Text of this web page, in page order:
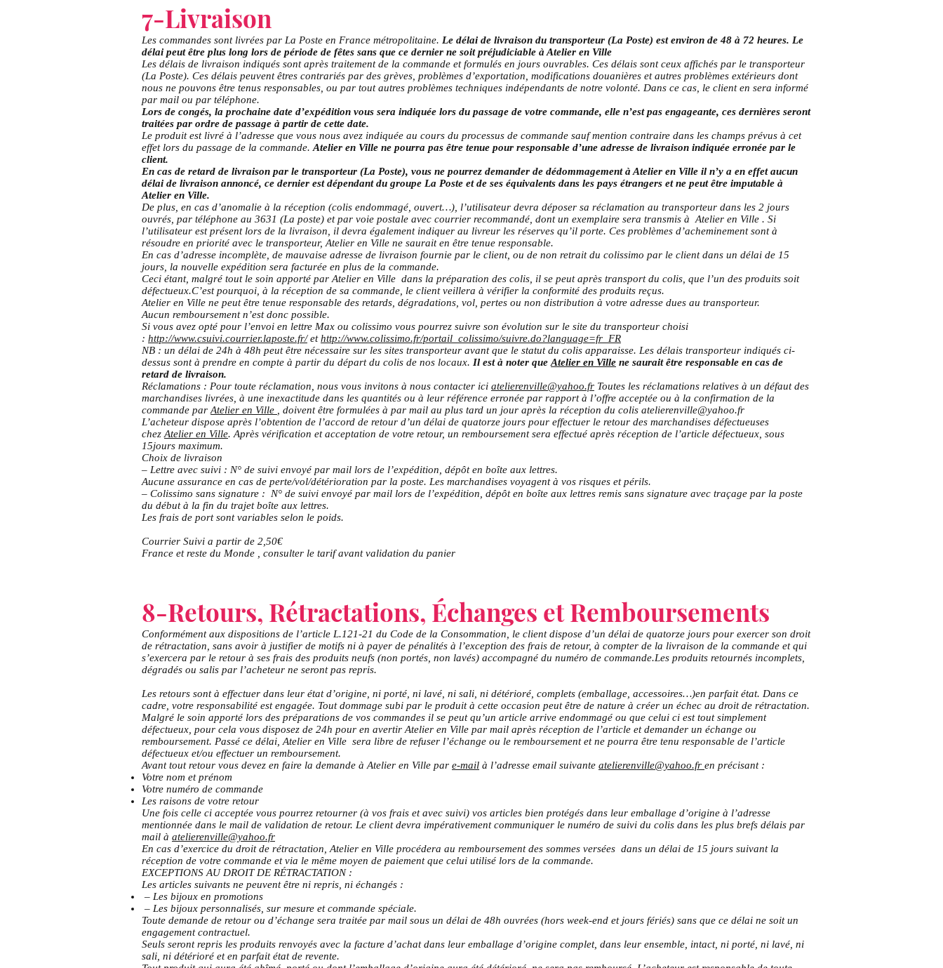
7-Livraison
Les commandes sont livrées par La Poste en France métropolitaine. Le délai de livraison du transporteur (La Poste) est environ de 48 à 72 heures. Le
délai peut être plus long lors de période de fêtes sans que ce dernier ne soit préjudiciable à Atelier en Ville
Les délais de livraison indiqués sont après traitement de la commande et formulés en jours ouvrables. Ces délais sont ceux affichés par le transporteur
(La Poste). Ces délais peuvent êtres contrariés par des grèves, problèmes d’exportation, modifications douanières et autres problèmes extérieurs dont
nous ne pouvons être tenus responsables, ou par tout autres problèmes techniques indépendants de notre volonté. Dans ce cas, le client en sera informé
par mail ou par téléphone.
Lors de congés, la prochaine date d’expédition vous sera indiquée lors du passage de votre commande, elle n’est pas engageante, ces dernières seront
traitées par ordre de passage à partir de cette date.
Le produit est livré à l’adresse que vous nous avez indiquée au cours du processus de commande sauf mention contraire dans les champs prévus à cet
effet lors du passage de la commande. Atelier en Ville ne pourra pas être tenue pour responsable d’une adresse de livraison indiquée erronée par le
client.
En cas de retard de livraison par le transporteur (La Poste), vous ne pourrez demander de dédommagement à Atelier en Ville il n’y a en effet aucun
délai de livraison annoncé, ce dernier est dépendant du groupe La Poste et de ses équivalents dans les pays étrangers et ne peut être imputable à
Atelier en Ville.
De plus, en cas d’anomalie à la réception (colis endommagé, ouvert…), l’utilisateur devra déposer sa réclamation au transporteur dans les 2 jours
ouvrés, par téléphone au 3631 (La poste) et par voie postale avec courrier recommandé, dont un exemplaire sera transmis à Atelier en Ville . Si
l’utilisateur est présent lors de la livraison, il devra également indiquer au livreur les réserves qu’il porte. Ces problèmes d’acheminement sont à
résoudre en priorité avec le transporteur, Atelier en Ville ne saurait en être tenue responsable.
En cas d’adresse incomplète, de mauvaise adresse de livraison fournie par le client, ou de non retrait du colissimo par le client dans un délai de 15
jours, la nouvelle expédition sera facturée en plus de la commande.
Ceci étant, malgré tout le soin apporté par Atelier en Ville dans la préparation des colis, il se peut après transport du colis, que l’un des produits soit
défectueux.C’est pourquoi, à la réception de sa commande, le client veillera à vérifier la conformité des produits reçus.
Atelier en Ville ne peut être tenue responsable des retards, dégradations, vol, pertes ou non distribution à votre adresse dues au transporteur.
Aucun remboursement n’est donc possible.
Si vous avez opté pour l’envoi en lettre Max ou colissimo vous pourrez suivre son évolution sur le site du transporteur choisi
: http://www.csuivi.courrier.laposte.fr/ethttp://www.colissimo.fr/portail_colissimo/suivre.do?language=fr_FR
NB : un délai de 24h à 48h peut être nécessaire sur les sites transporteur avant que le statut du colis apparaisse. Les délais transporteur indiqués ci-
dessus sont à prendre en compte à partir du départ du colis de nos locaux. Il est à noter que Atelier en Ville ne saurait être responsable en cas de
retard de livraison.
Réclamations : Pour toute réclamation, nous vous invitons à nous contacter ici atelierenville@yahoo.fr Toutes les réclamations relatives à un défaut des
marchandises livrées, à une inexactitude dans les quantités ou à leur référence erronée par rapport à l’offre acceptée ou à la confirmation de la
commande par Atelier en Ville , doivent être formulées à par mail au plus tard un jour après la réception du colis atelierenville@yahoo.fr
L’acheteur dispose après l’obtention de l’accord de retour d’un délai de quatorze jours pour effectuer le retour des marchandises défectueuses
chez Atelier en Ville. Après vérification et acceptation de votre retour, un remboursement sera effectué après réception de l’article défectueux, sous
15jours maximum.
Choix de livraison
– Lettre avec suivi : N° de suivi envoyé par mail lors de l’expédition, dépôt en boîte aux lettres.
Aucune assurance en cas de perte/vol/détérioration par la poste. Les marchandises voyagent à vos risques et périls.
– Colissimo sans signature : N° de suivi envoyé par mail lors de l’expédition, dépôt en boîte aux lettres remis sans signature avec traçage par la poste
du début à la fin du trajet boîte aux lettres.
Les frais de port sont variables selon le poids.
Courrier Suivi a partir de 2,50€
France et reste du Monde , consulter le tarif avant validation du panier
8-Retours, Rétractations, Échanges et Remboursements
Conformément aux dispositions de l’article L.121-21 du Code de la Consommation, le client dispose d’un délai de quatorze jours pour exercer son droit
de rétractation, sans avoir à justifier de motifs ni à payer de pénalités à l’exception des frais de retour, à compter de la livraison de la commande et qui
s’exercera par le retour à ses frais des produits neufs (non portés, non lavés) accompagné du numéro de commande.Les produits retournés incomplets,
dégradés ou salis par l’acheteur ne seront pas repris.
Les retours sont à effectuer dans leur état d’origine, ni porté, ni lavé, ni sali, ni détérioré, complets (emballage, accessoires…)en parfait état. Dans ce
cadre, votre responsabilité est engagée. Tout dommage subi par le produit à cette occasion peut être de nature à créer un échec au droit de rétractation.
Malgré le soin apporté lors des préparations de vos commandes il se peut qu’un article arrive endommagé ou que celui ci est tout simplement
défectueux, pour cela vous disposez de 24h pour en avertir Atelier en Ville par mail après réception de l’article et demander un échange ou
remboursement. Passé ce délai, Atelier en Ville sera libre de refuser l’échange ou le remboursement et ne pourra être tenu responsable de l’article
défectueux et/ou effectuer un remboursement.
Avant tout retour vous devez en faire la demande à Atelier en Ville par e-mail à l’adresse email suivante atelierenville@yahoo.fr en précisant :
Votre nom et prénom
Votre numéro de commande
Les raisons de votre retour
Une fois celle ci acceptée vous pourrez retourner (à vos frais et avec suivi) vos articles bien protégés dans leur emballage d’origine à l’adresse
mentionnée dans le mail de validation de retour. Le client devra impérativement communiquer le numéro de suivi du colis dans les plus brefs délais par
mail à atelierenville@yahoo.fr
En cas d’exercice du droit de rétractation, Atelier en Ville procédera au remboursement des sommes versées dans un délai de 15 jours suivant la
réception de votre commande et via le même moyen de paiement que celui utilisé lors de la commande.
EXCEPTIONS AU DROIT DE RÉTRACTATION :
Les articles suivants ne peuvent être ni repris, ni échangés :
– Les bijoux en promotions
– Les bijoux personnalisés, sur mesure et commande spéciale.
Toute demande de retour ou d’échange sera traitée par mail sous un délai de 48h ouvrées (hors week-end et jours fériés) sans que ce délai ne soit un
engagement contractuel.
Seuls seront repris les produits renvoyés avec la facture d’achat dans leur emballage d’origine complet, dans leur ensemble, intact, ni porté, ni lavé, ni
sali, ni détérioré et en parfait état de revente.